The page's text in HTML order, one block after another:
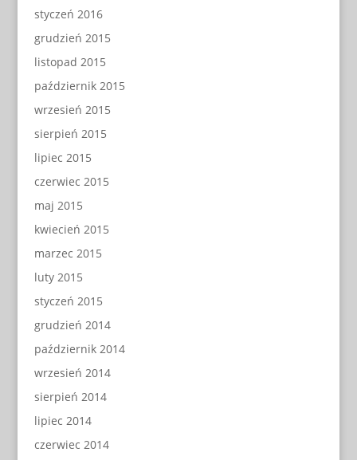
styczeń 2016
grudzień 2015
listopad 2015
październik 2015
wrzesień 2015
sierpień 2015
lipiec 2015
czerwiec 2015
maj 2015
kwiecień 2015
marzec 2015
luty 2015
styczeń 2015
grudzień 2014
październik 2014
wrzesień 2014
sierpień 2014
lipiec 2014
czerwiec 2014